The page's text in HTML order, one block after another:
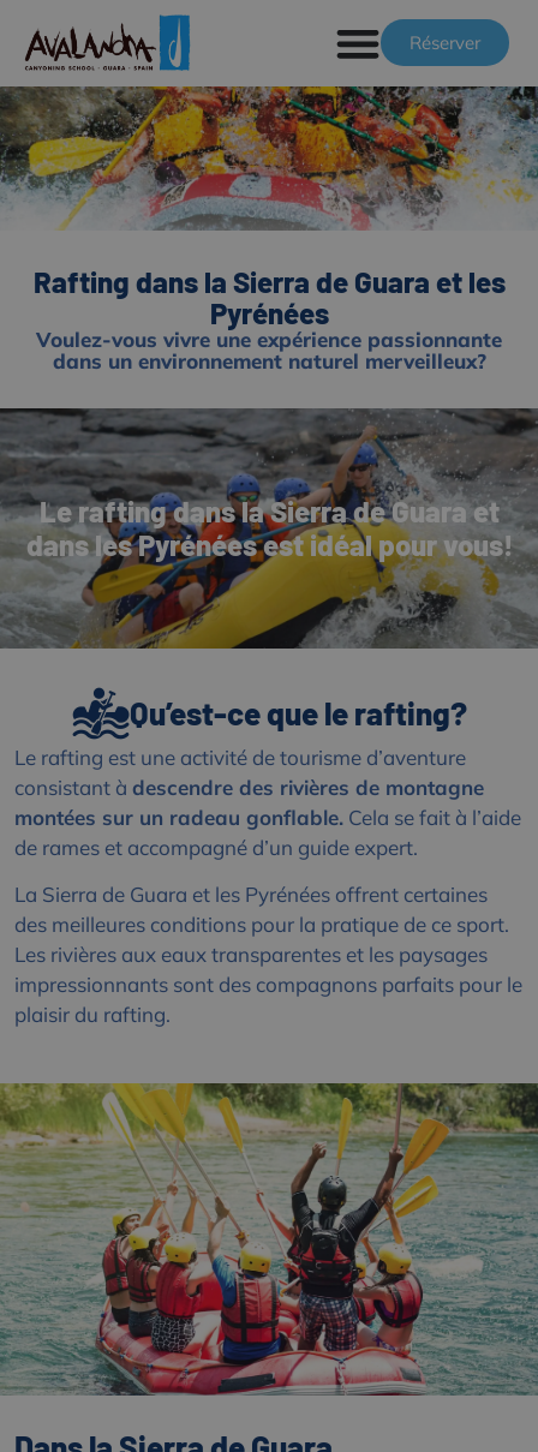
Réserver
Rafting dans la Sierra de Guara et les
Pyrénées
Voulez-vous vivre une expérience passionnante
dans un environnement naturel merveilleux?
Le rafting dans la Sierra de Guara et
dans les Pyrénées est idéal pour vous!
Qu’est-ce que le rafting?
Le rafting est une activité de tourisme d’aventure
consistant à descendre des rivières de montagne
montées sur un radeau gonflable. Cela se fait à l’aide
de rames et accompagné d’un guide expert.
La Sierra de Guara et les Pyrénées offrent certaines
des meilleures conditions pour la pratique de ce sport.
Les rivières aux eaux transparentes et les paysages
impressionnants sont des compagnons parfaits pour le
plaisir du rafting.